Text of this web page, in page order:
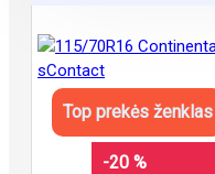
Top prekės ženklas
-20 %